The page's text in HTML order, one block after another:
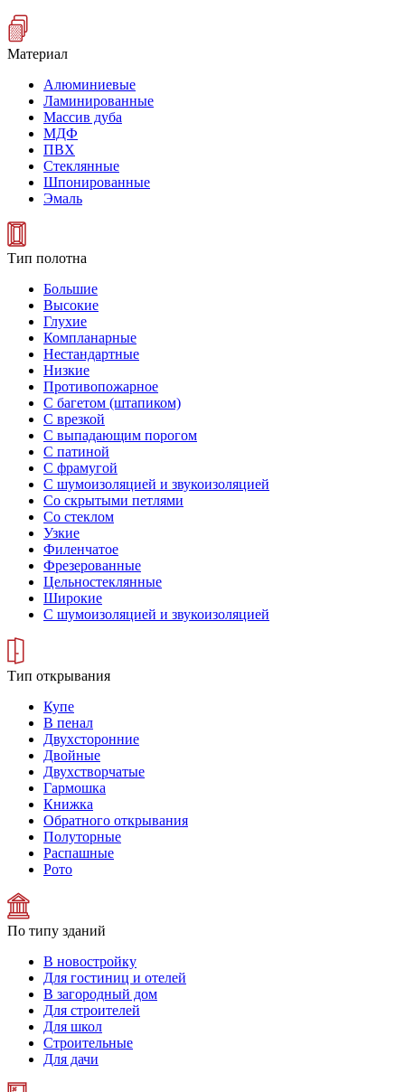
Материал
Алюминиевые
Ламинированные
Массив дуба
МДФ
ПВХ
Стеклянные
Шпонированные
Эмаль
Тип полотна
Большие
Высокие
Глухие
Компланарные
Нестандартные
Низкие
Противопожарное
С багетом (штапиком)
С врезкой
С выпадающим порогом
С патиной
С фрамугой
С шумоизоляцией и звукоизоляцией
Со скрытыми петлями
Со стеклом
Узкие
Филенчатое
Фрезерованные
Цельностеклянные
Широкие
С шумоизоляцией и звукоизоляцией
Тип открывания
Купе
В пенал
Двухсторонние
Двойные
Двухстворчатые
Гармошка
Книжка
Обратного открывания
Полуторные
Распашные
Рото
По типу зданий
В новостройку
Для гостиниц и отелей
В загородный дом
Для строителей
Для школ
Строительные
Для дачи